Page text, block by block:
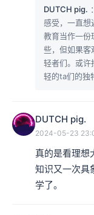
DUTCH pig.
感受，一直想
教育当作一份
些，但如果客
轻者们。或许
轻的ta们的独
DUTCH pig.
2024-05-23
真的是看理想
知识又一次具
学了。